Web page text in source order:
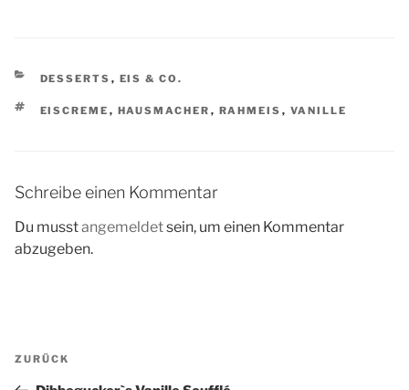
KATEGORIEN
DESSERTS , EIS & CO.
SCHLAGWÖRTER
EISCREME , HAUSMACHER , RAHMEIS , VANILLE
Schreibe einen Kommentar
Du musstangemeldetsein, um einen Kommentar
abzugeben.
Vorheriger
ZURÜCK